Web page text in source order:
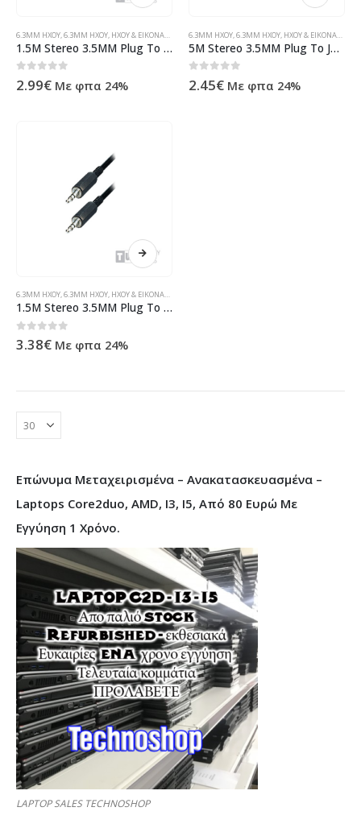
6.3MM ΗΧΟΥ,6.3MM ΗΧΟΥ, ΉΧΟΥ & ΕΙΚΌΝΑΣ , ΠΡΟΪΌΝΤΑ>ΚΑΛΏΔΙΑ>ΉΧΟΥ & ΕΙΚΌΝΑΣ>JACK 3.5MM
1.5M Stereo 3.5MM Plug To Plug Mm Nickel ( 11795 )
0out of 5
2.99€ Με φπα 24%
6.3MM ΗΧΟΥ,6.3MM ΗΧΟΥ, ΉΧΟΥ & ΕΙΚΌΝΑΣ ,
5M Stereo 3.5MM Plug To Jack Mf Nickle Flat ( 11644 )
0out of 5
2.45€ Με φπα 24%
6.3MM ΗΧΟΥ,6.3MM ΗΧΟΥ, ΉΧΟΥ & ΕΙΚΌΝΑΣ ,
1.5M Stereo 3.5MM Plug To Plug Mm Nickel
0out of 5
3.38€ Με φπα 24%
Επώνυμα Μεταχειρισμένα – Ανακατασκευασμένα –
Laptops Core2duo, AMD, I3, I5, Από 80 Ευρώ Με
Εγγύηση 1 Χρόνο.
LAPTOP SALES TECHNOSHOP